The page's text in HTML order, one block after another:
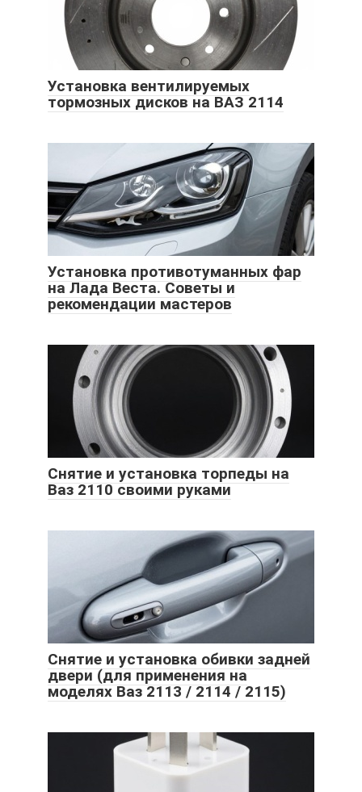
Установка вентилируемых
тормозных дисков на ВАЗ 2114
Установка противотуманных фар
на Лада Веста. Советы и
рекомендации мастеров
Снятие и установка торпеды на
Ваз 2110 своими руками
Снятие и установка обивки задней
двери (для применения на
моделях Ваз 2113 / 2114 / 2115)